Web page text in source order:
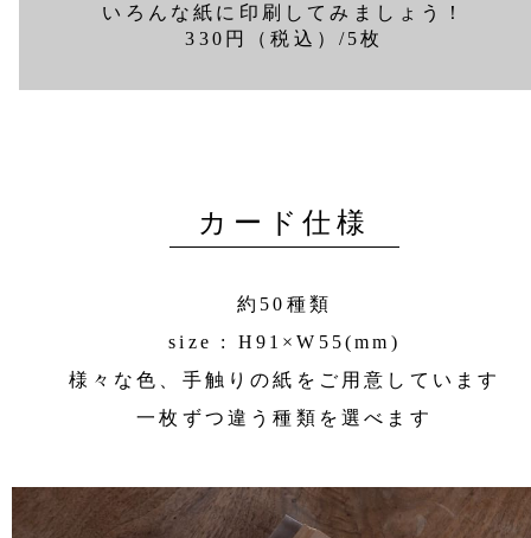
いろんな紙に印刷してみましょう！
330円（税込）/5枚
カード仕様
約50種類
size : H91×W55(mm)
様々な色、手触りの紙をご用意しています
一枚ずつ違う種類を選べます